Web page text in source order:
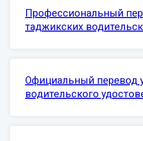
Профессиональный
таджикских
Официальный перевод
водительского